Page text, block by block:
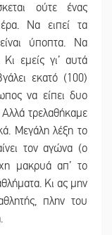
ούτε ένας
Να ειπεί τα
ύποπτα. Να
εμείς γι’ αυτά
εκατό (100)
να είπει δυο
τρελαθήκαμε
Μεγάλη λέξη το
τον αγώνα (ο
μακρυά απ’ το
Κι ας μην
πλην του